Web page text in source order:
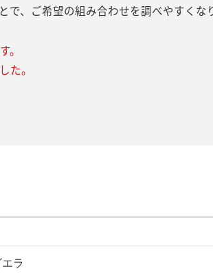
で、ご希望の組み合わせを調べやすくな
。
た。